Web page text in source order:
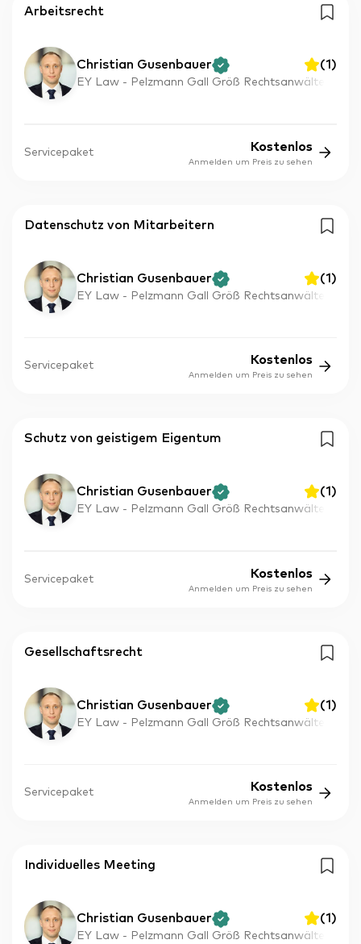
Arbeitsrecht
Christian Gusenbauer (1)
EY Law - Pelzmann Gall Größ Rechtsanwälte
Servicepaket Kostenlos
Anmelden um Preis zu sehen
Datenschutz von Mitarbeitern
Christian Gusenbauer (1)
EY Law - Pelzmann Gall Größ Rechtsanwälte
Servicepaket Kostenlos
Anmelden um Preis zu sehen
Schutz von geistigem Eigentum
Christian Gusenbauer (1)
EY Law - Pelzmann Gall Größ Rechtsanwälte
Servicepaket Kostenlos
Anmelden um Preis zu sehen
Gesellschaftsrecht
Christian Gusenbauer (1)
EY Law - Pelzmann Gall Größ Rechtsanwälte
Servicepaket Kostenlos
Anmelden um Preis zu sehen
Individuelles Meeting
Christian Gusenbauer (1)
EY Law - Pelzmann Gall Größ Rechtsanwälte